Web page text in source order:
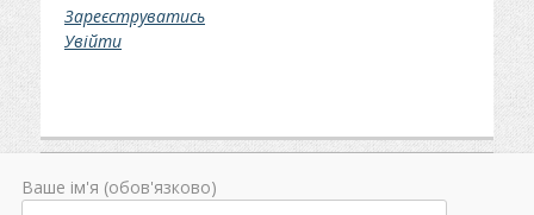
Зареєструватись
Увійти
Ваше ім'я (обов'язково)